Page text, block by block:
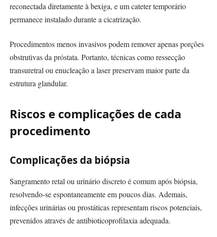
reconectada diretamente à bexiga, e um cateter temporário
permanece instalado durante a cicatrização.
Procedimentos menos invasivos podem remover apenas porções
obstrutivas da próstata. Portanto, técnicas como ressecção
transuretral ou enucleação a laser preservam maior parte da
estrutura glandular.
Riscos e complicações de cada
procedimento
Complicações da biópsia
Sangramento retal ou urinário discreto é comum após biópsia,
resolvendo-se espontaneamente em poucos dias. Ademais,
infecções urinárias ou prostáticas representam riscos potenciais,
prevenidos através de antibioticoprofilaxia adequada.